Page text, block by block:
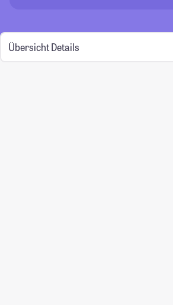
Übersicht Details